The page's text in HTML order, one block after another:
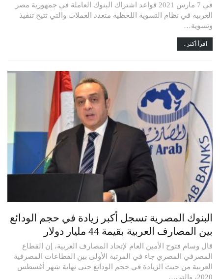
في 7 مارس 2021 قواعد اشتراك البنوك العاملة في جمهورية مصر
العربية في نظام التسوية اللحظية متعدد العملات والتي تتيح تنفيذ
وتسوية…
اقرأ أكثر...
البنوك المصرية تسجل أكبر زيادة في حجم الودائع
بين المصارف العربية بقيمة 44 مليار دولار
قال وسام فتوح الأمين العام لإتحاد المصارف العربية، إن القطاع
المصرفي المصري جاء في المرتبة الأولى بين القطاعات المصرفية
العربية من حيث الزيادة في حجم الودائع حتى نهاية شهر أغسطس
2020، والتي…